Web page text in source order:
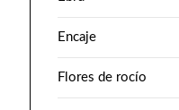
Encaje
Flores de rocío